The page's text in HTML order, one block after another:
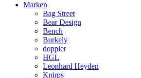
Marken
Bag Street
Bear Design
Bench
Burkely
doppler
HGL
Leonhard Heyden
Knirps